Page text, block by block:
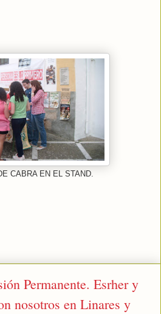
CABRA EN EL STAND.
Permanente. Esrher y
nosotros en Linares y